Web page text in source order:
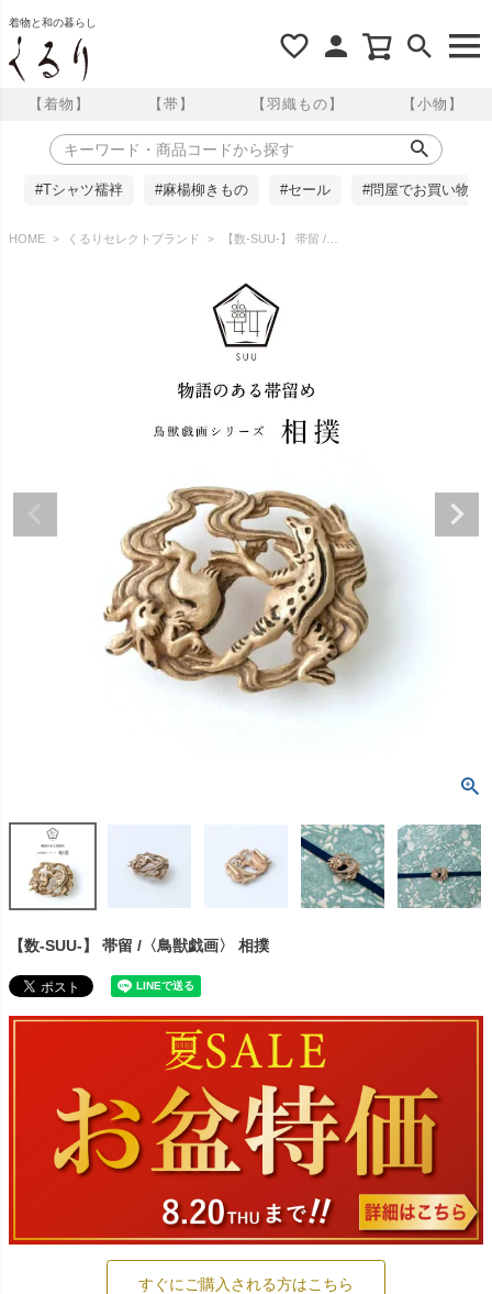
着物と和の暮らし
【着物】 【帯】 【羽織もの】 【小物】
#Tシャツ襦袢 #麻楊柳きもの #セール #問屋でお買い物
HOME くるりセレクトブランド 【数-SUU-】 帯留 /〈鳥獣戯画〉 相撲
【数-SUU-】 帯留 /〈鳥獣戯画〉 相撲
すぐにご購入される方はこちら